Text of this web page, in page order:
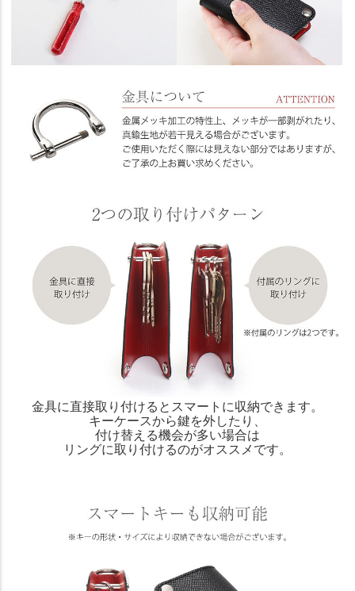
金具に直接取り付けるとスマートに収納できます。
キーケースから鍵を外したり、
付け替える機会が多い場合は
リングに取り付けるのがオススメです。